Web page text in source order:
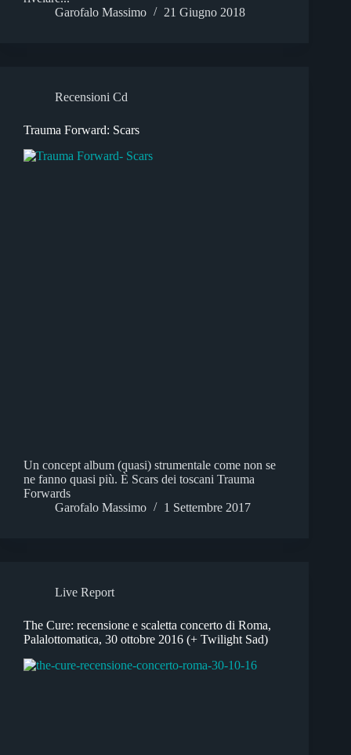
Garofalo Massimo
21 Giugno 2018
Recensioni Cd
Trauma Forward: Scars
Un concept album (quasi) strumentale come non se
ne fanno quasi più. È Scars dei toscani Trauma
Forwards
Garofalo Massimo
1 Settembre 2017
Live Report
The Cure: recensione e scaletta concerto di Roma,
Palalottomatica, 30 ottobre 2016 (+ Twilight Sad)